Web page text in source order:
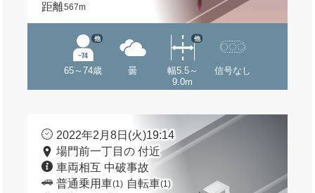
距離567m
65～74歳
他
曇
幅5.5～
9.0m
他
信号なし
2022年2月8日(火)19:14
場門前一丁目の 付近
車両相互 中破事故
普通乗用車(1) 自転車(1)